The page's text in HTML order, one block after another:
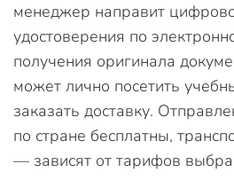
менеджер направит
удостоверения по
получения оригинала
может лично посетить
заказать доставку.
по стране бесплатны,
— зависят от тарифов